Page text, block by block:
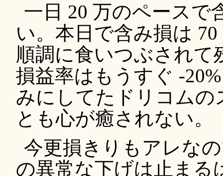
一日 20 万のペースで
い。本日で含み損は
順調に食いつぶされ
損益率はもうすぐ -
みにしてたドリコム
とも心が癒されない。
今更損きりもアレな
の異常な下げは止まる